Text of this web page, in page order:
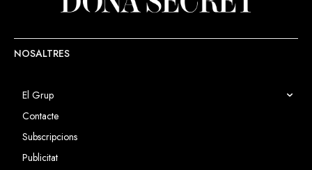
NOSALTRES
El Grup
Contacte
Subscripcions
Publicitat